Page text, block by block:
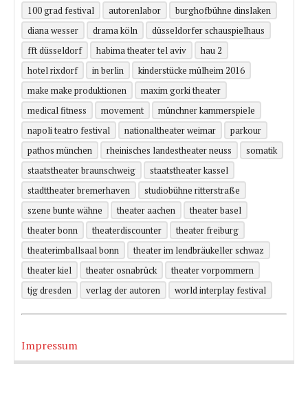
100 grad festival autorenlabor
burghofbühne dinslaken
diana wesser
drama köln
düsseldorfer schauspielhaus
fft düsseldorf
habima theater tel aviv
hau 2
hotel rixdorf
in berlin
kinderstücke mülheim 2016
make make produktionen
maxim gorki theater
medical fitness
movement
münchner kammerspiele
napoli teatro festival
nationaltheater weimar
parkour
pathos münchen
rheinisches landestheater neuss
somatik
staatstheater braunschweig
staatstheater kassel
stadttheater bremerhaven
studiobühne ritterstraße
szene bunte wähne
theater aachen
theater basel
theater bonn
theaterdiscounter
theater freiburg
theaterimballsaal bonn
theater im lendbräukeller schwaz
theater kiel
theater osnabrück
theater vorpommern
tjg dresden
verlag der autoren world interplay festival
Impressum